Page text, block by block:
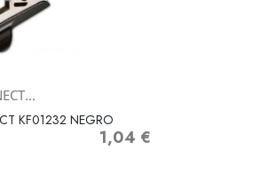
rápidaKF01232 NEGRO
Precio
1,04 €